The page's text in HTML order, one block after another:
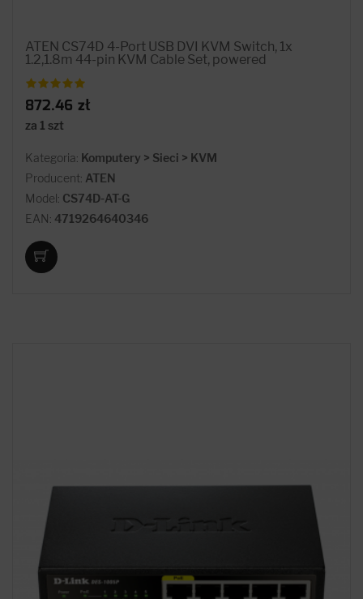
ATEN CS74D 4-Port USB DVI KVM Switch, 1x
1.2,1.8m 44-pin KVM Cable Set, powered
872.46 zł
za 1 szt
Kategoria: Komputery > Sieci > KVM
Producent: ATEN
Model: CS74D-AT-G
EAN: 4719264640346